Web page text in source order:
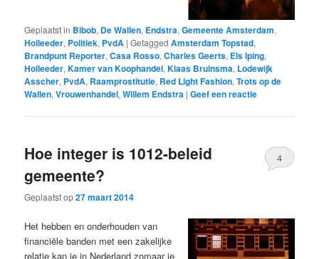
Geplaatst in Bibob, De Wallen, Endstra,Gemeente Amsterdam,
Holleeder, Politiek, PvdA |Getagged Amsterdam Topstad,
Brandpunt Reporter,Casa Rosso,Charles Geerts, Els Iping,
Holleeder,Kamer van Koophandel,Klaas Bruinsma, Lodewijk
Asscher, PvdA, Raamprostitutie, Red Light Fashion,Trots op de
Wallen,Vrouwenhandel,Willem Endstra |Geef een reactie
Hoe integer is 1012-beleid
gemeente?
Geplaatst op27 maart 2014
4
Het hebben en onderhouden van
financiële banden met een zakelijke
relatie kan je in Nederland zomaar je